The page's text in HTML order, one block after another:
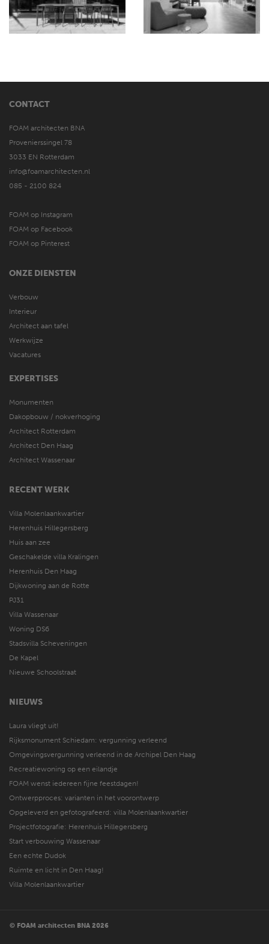
CONTACT
FOAM architecten BNA
Provenierssingel 78
3033 EN Rotterdam
info@foamarchitecten.nl
085 - 2100 824
FOAM op Instagram
FOAM op Facebook
FOAM op Pinterest
ONZE DIENSTEN
Verbouw
Interieur
Architect aan tafel
Werkwijze
Vacatures
EXPERTISES
Monumenten
Dakopbouw / nokverhoging
Architect Rotterdam
Architect Den Haag
Architect Wassenaar
RECENT WERK
Villa Molenlaankwartier
Herenhuis Hillegersberg
Huis aan zee
Geschakelde villa Kralingen
Herenhuis Den Haag
Dijkwoning aan de Rotte
PJ31
Villa Wassenaar
Woning DS6
Stadsvilla Scheveningen
De Kapel
Nieuwe Schoolstraat
NIEUWS
Laura vliegt uit!
Rijksmonument Schiedam: vergunning verleend
Omgevingsvergunning verleend in de Archipel Den Haag
Recreatiewoning op een eilandje
FOAM wenst iedereen fijne feestdagen!
Ontwerpproces: varianten in het voorontwerp
Opgeleverd en gefotografeerd: villa Molenlaankwartier
Projectfotografie: Herenhuis Hillegersberg
Start verbouwing Wassenaar
Een echte Dudok
Ruimte en licht in Den Haag!
Villa Molenlaankwartier
© FOAM architecten BNA 2026